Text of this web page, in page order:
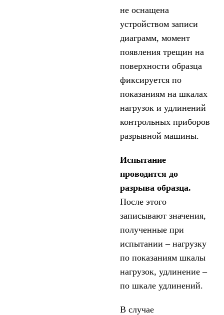
не оснащена
устройством записи
диаграмм, момент
появления трещин на
поверхности образца
фиксируется по
показаниям на шкалах
нагрузок и удлинений
контрольных приборов
разрывной машины.
Испытание
проводится до
разрыва образца.
После этого
записывают значения,
полученные при
испытании – нагрузку
по показаниям шкалы
нагрузок, удлинение –
по шкале удлинений.
В случае